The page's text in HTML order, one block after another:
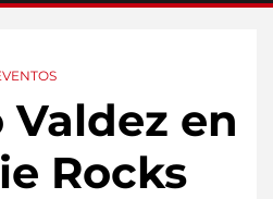
Valdez en
Rocks